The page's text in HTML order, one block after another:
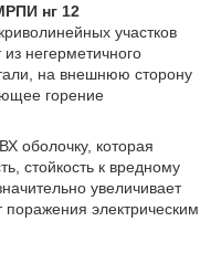
нг 12
участков
негерметичного
на внешнюю сторону
горение
оболочку, которая
стойкость к вредному
увеличивает
электрическим